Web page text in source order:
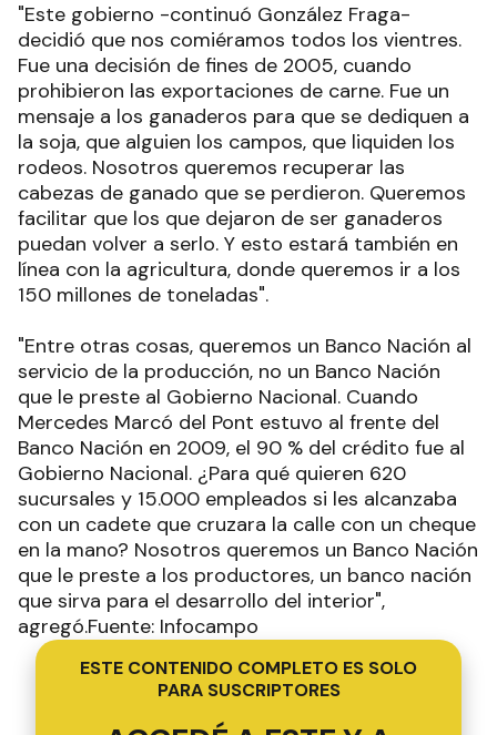
"Este gobierno -continuó González Fraga-
decidió que nos comiéramos todos los vientres.
Fue una decisión de fines de 2005, cuando
prohibieron las exportaciones de carne. Fue un
mensaje a los ganaderos para que se dediquen a
la soja, que alguien los campos, que liquiden los
rodeos. Nosotros queremos recuperar las
cabezas de ganado que se perdieron. Queremos
facilitar que los que dejaron de ser ganaderos
puedan volver a serlo. Y esto estará también en
línea con la agricultura, donde queremos ir a los
150 millones de toneladas".
"Entre otras cosas, queremos un Banco Nación al
servicio de la producción, no un Banco Nación
que le preste al Gobierno Nacional. Cuando
Mercedes Marcó del Pont estuvo al frente del
Banco Nación en 2009, el 90 % del crédito fue al
Gobierno Nacional. ¿Para qué quieren 620
sucursales y 15.000 empleados si les alcanzaba
con un cadete que cruzara la calle con un cheque
en la mano? Nosotros queremos un Banco Nación
que le preste a los productores, un banco nación
que sirva para el desarrollo del interior",
agregó.Fuente: Infocampo
ESTE CONTENIDO COMPLETO ES SOLO
PARA SUSCRIPTORES